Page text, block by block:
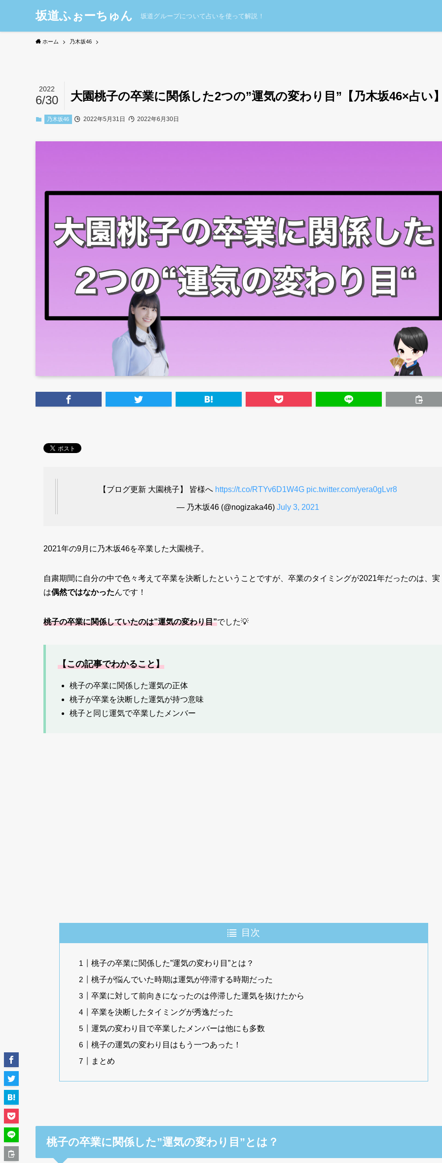
坂道ふぉーちゅん 坂道グループについて占いを使って解説！
ホーム 乃木坂46
大園桃子の卒業に関係した2つの”運気の変わり目”【乃木坂46×占い
2022
6/30
乃木坂46 2022年5月31日 2022年6月30日
【ブログ更新 大園桃子】 皆様へ https://t.co/RTYv6D1W4G pic.twitter.com/yera0gLvr8
— 乃木坂46 (@nogizaka46) July 3, 2021
2021年の9月に乃木坂46を卒業した大園桃子。
自粛期間に自分の中で色々考えて卒業を決断したということですが、卒業のタイミングが2021年だったのは、実
は偶然ではなかったんです！
桃子の卒業に関係していたのは”運気の変わり目”でした💡
【この記事でわかること】
桃子の卒業に関係した運気の正体
桃子が卒業を決断した運気が持つ意味
桃子と同じ運気で卒業したメンバー
目次
桃子の卒業に関係した”運気の変わり目”とは？
桃子が悩んでいた時期は運気が停滞する時期だった
卒業に対して前向きになったのは停滞した運気を抜けたから
卒業を決断したタイミングが秀逸だった
運気の変わり目で卒業したメンバーは他にも多数
桃子の運気の変わり目はもう一つあった！
まとめ
桃子の卒業に関係した”運気の変わり目”とは？